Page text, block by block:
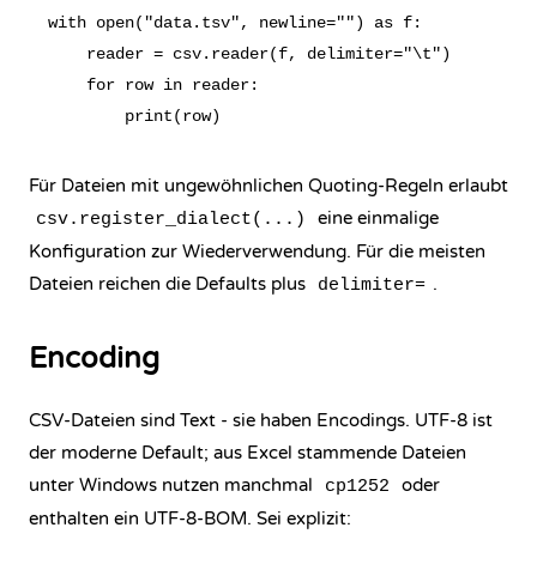
with open("data.tsv", newline="") as f:
    reader = csv.reader(f, delimiter="\t")
    for row in reader:
Für Dateien mit ungewöhnlichen Quoting-Regeln erlaubt
csv.register_dialect(...)
eine einmalige
Konfiguration zur Wiederverwendung. Für die meisten
Dateien reichen die Defaults plus
delimiter= .
Encoding
CSV-Dateien sind Text - sie haben Encodings. UTF-8 ist
der moderne Default; aus Excel stammende Dateien
unter Windows nutzen manchmal
cp1252
oder
enthalten ein UTF-8-BOM. Sei explizit: